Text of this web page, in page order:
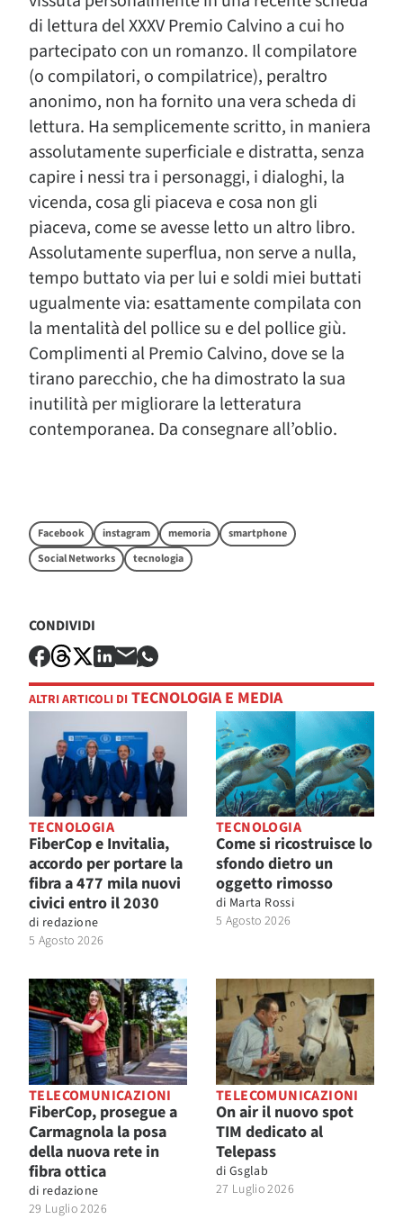
di lettura del XXXV Premio Calvino a cui ho
partecipato con un romanzo. Il compilatore
(o compilatori, o compilatrice), peraltro
anonimo, non ha fornito una vera scheda di
lettura. Ha semplicemente scritto, in maniera
assolutamente superficiale e distratta, senza
capire i nessi tra i personaggi, i dialoghi, la
vicenda, cosa gli piaceva e cosa non gli
piaceva, come se avesse letto un altro libro.
Assolutamente superflua, non serve a nulla,
tempo buttato via per lui e soldi miei buttati
ugualmente via: esattamente compilata con
la mentalità del pollice su e del pollice giù.
Complimenti al Premio Calvino, dove se la
tirano parecchio, che ha dimostrato la sua
inutilità per migliorare la letteratura
contemporanea. Da consegnare all’oblio.
Facebook instagram memoria
smartphone
Social Networks
tecnologia
CONDIVIDI
ALTRI ARTICOLI DI TECNOLOGIA E MEDIA
TECNOLOGIA
FiberCop e Invitalia,
accordo per portare la
fibra a 477 mila nuovi
civici entro il 2030
di redazione
5 Agosto 2026
TECNOLOGIA
Come si ricostruisce lo
sfondo dietro un
oggetto rimosso
di Marta Rossi
5 Agosto 2026
TELECOMUNICAZIONI
FiberCop, prosegue a
Carmagnola la posa
della nuova rete in
fibra ottica
di redazione
29 Luglio 2026
TELECOMUNICAZIONI
On air il nuovo spot
TIM dedicato al
Telepass
di Gsglab
27 Luglio 2026